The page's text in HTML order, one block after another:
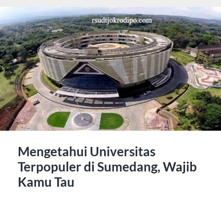
Mengetahui Universitas
Terpopuler di Sumedang, Wajib
Kamu Tau